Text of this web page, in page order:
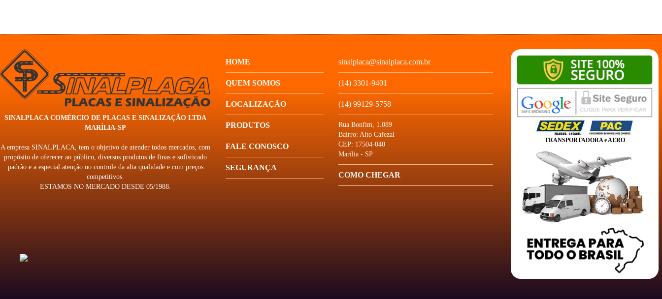
SINALPLACA COMÉRCIO DE PLACAS E SINALIZAÇÃO LTDA
MARÍLIA-SP
A empresa SINALPLACA, tem o objetivo de atender todos mercados, com
propósito de oferecer ao público, diversos produtos de finas e sofisticado
padrão e a especial atenção no controle da alta qualidade e com preços
competitivos.
ESTAMOS NO MERCADO DESDE 05/1988.
HOME
QUEM SOMOS
LOCALIZAÇÃO
PRODUTOS
FALE CONOSCO
SEGURANÇA
sinalplaca@sinalplaca.com.br
(14) 3301-9401
(14) 99129-5758
Rua Bonfim, 1.089
Bairro: Alto Cafezal
CEP: 17504-040
Marília - SP
COMO CHEGAR
TRANSPORTADORA e AERO